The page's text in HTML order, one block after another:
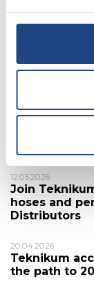
25.06.2026
15.06.2026
Updated
12.05.2026
Join
hoses and
Distributors
20.04.2026
Teknikum
the path to